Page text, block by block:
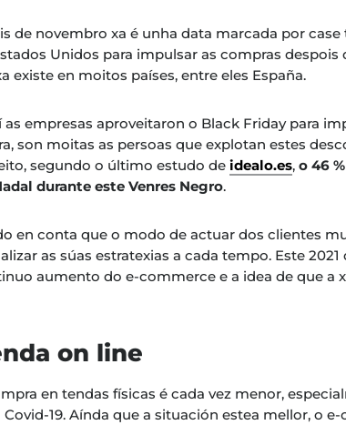
de novembro xa é unha data marcada por
Unidos para impulsar as compras despois
existe en moitos países, entre eles España.
as empresas aproveitaron o Black Friday para
son moitas as persoas que explotan estes
segundo o último estudo de idealo.es,o 46
durante este Venres Negro.
en conta que o modo de actuar dos clientes
as súas estratexias a cada tempo. Este
aumento do e-commerce e a idea de que a
on line
en tendas físicas é cada vez menor,
Covid-19. Aínda que a situación estea mellor, o